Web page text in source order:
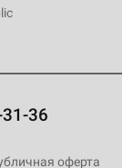
36
оферта